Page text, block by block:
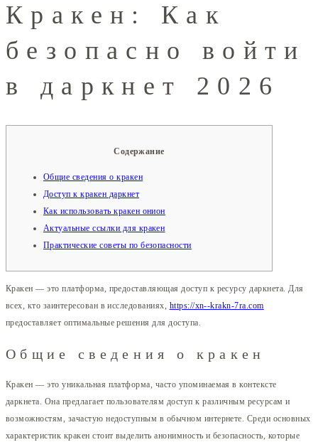
Кракен: Как
безопасно войти
в даркнет 2026
Содержание
Общие сведения о кракен
Доступ к кракен даркнет
Как использовать кракен онион
Актуальные ссылки для кракен
Практические советы по безопасности
Кракен — это платформа, предоставляющая доступ к ресурсу даркнета. Для
всех, кто заинтересован в исследованиях, https://xn--krakn-7ra.com
предоставляет оптимальные решения для доступа.
Общие сведения о кракен
Кракен — это уникальная платформа, часто упоминаемая в контексте
даркнета. Она предлагает пользователям доступ к различным ресурсам и
возможностям, зачастую недоступным в обычном интернете. Среди основных
характеристик кракен стоит выделить анонимность и безопасность, которые